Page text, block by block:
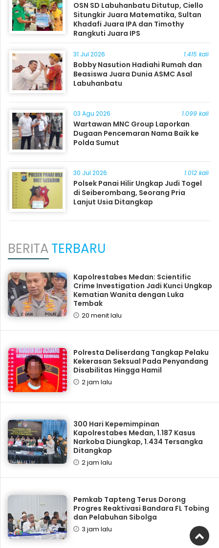
OSN SD Labuhanbatu Ditutup, Ciello
Situngkir Juara Matematika, Sultan
Khadafi Juara IPA dan Timothy
Rangkuti Juara IPS
31 Jul 2026 1.415 kali
Bobby Nasution Hadiahi Rumah dan
Beasiswa Juara Dunia ASMC Asal
Labuhanbatu
03 Agu 2026 1.099 kali
Wartawan MNC Group Laporkan
Dugaan Pencemaran Nama Baik ke
Polda Sumut
30 Jul 2026 1.012 kali
Polsek Panai Hilir Ungkap Judi Togel
di Seiberombang, Seorang Pria
Lanjut Usia Ditangkap
BERITATERBARU
Kapolrestabes Medan: Scientific
Crime Investigation Jadi Kunci Ungkap
Kematian Wanita dengan Luka
Tembak
20 menit lalu
Polresta Deliserdang Tangkap Pelaku
Kekerasan Seksual Pada Penyandang
Disabilitas Hingga Hamil
2 jam lalu
300 Hari Kepemimpinan
Kapolrestabes Medan, 1.187 Kasus
Narkoba Diungkap, 1.434 Tersangka
Ditangkap
2 jam lalu
Pemkab Tapteng Terus Dorong
Progres Reaktivasi Bandara FL Tobing
dan Pelabuhan Sibolga
3 jam lalu